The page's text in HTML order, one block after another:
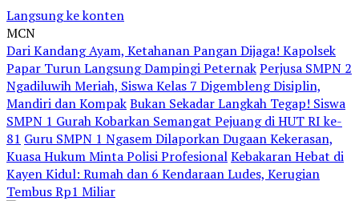
Langsung ke konten
MCN
Dari Kandang Ayam, Ketahanan Pangan Dijaga! Kapolsek
Papar Turun Langsung Dampingi PeternakPerjusa SMPN 2
Ngadiluwih Meriah, Siswa Kelas 7 Digembleng Disiplin,
Mandiri dan KompakBukan Sekadar Langkah Tegap! Siswa
SMPN 1 Gurah Kobarkan Semangat Pejuang di HUT RI ke-
81 Guru SMPN 1 Ngasem Dilaporkan Dugaan Kekerasan,
Kuasa Hukum Minta Polisi ProfesionalKebakaran Hebat di
Kayen Kidul: Rumah dan 6 Kendaraan Ludes, Kerugian
Tembus Rp1 Miliar